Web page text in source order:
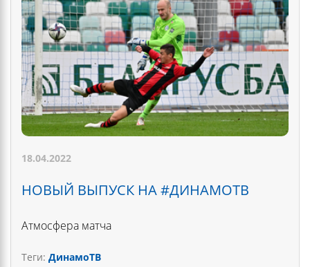
18.04.2022
НОВЫЙ ВЫПУСК НА #ДИНАМОТВ
Атмосфера матча
Теги: ДинамоТВ